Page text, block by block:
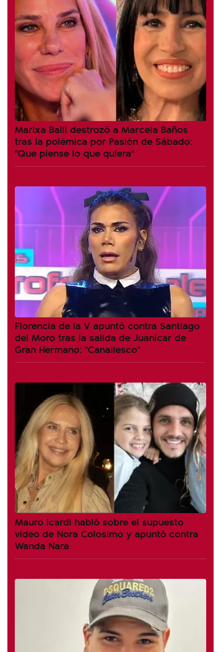
Marixa Balli destrozó a Marcela Baños
tras la polémica por Pasión de Sábado:
"Que piense lo que quiera"
Florencia de la V apuntó contra Santiago
del Moro tras la salida de Juanicar de
Gran Hermano: "Canallesco"
Mauro Icardi habló sobre el supuesto
video de Nora Colosimo y apuntó contra
Wanda Nara